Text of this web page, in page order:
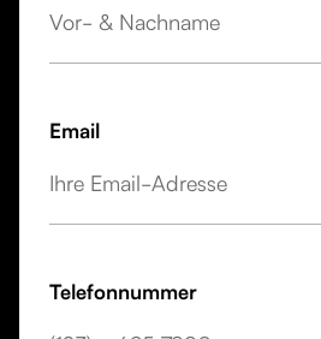
Email
Telefonnummer